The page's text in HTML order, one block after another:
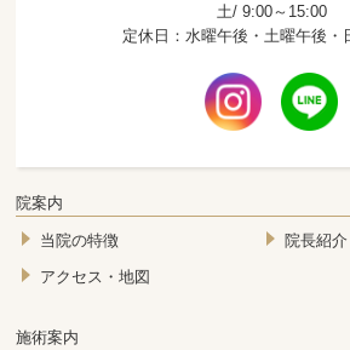
土/ 9:00～15:00
定休日：水曜午後・土曜午後・
院案内
当院の特徴
院長紹介
アクセス・地図
施術案内